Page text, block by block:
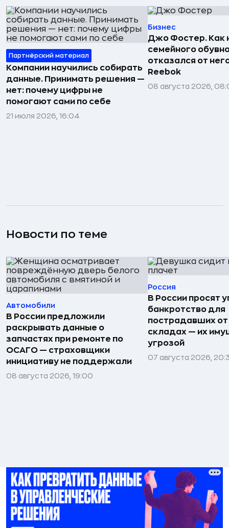
Партнёрский материал
Компании научились собирать
данные. Принимать решения —
нет: почему цифры не
помогают сами по себе
21 июля 2026, 16:04
Бизнес
Джо Фостер. Как
семейного
отказался от
Reebok
08 августа 2026,
Новости по теме
Автомобили
В России предложили
раскрывать данные о
запчастях при ремонте по
ОСАГО — страховщики
инициативу не поддержали
08 августа 2026, 19:00
Россия
В России просят
банкротство для
пострадавших
складах — их
угрозой
07 августа 2026,